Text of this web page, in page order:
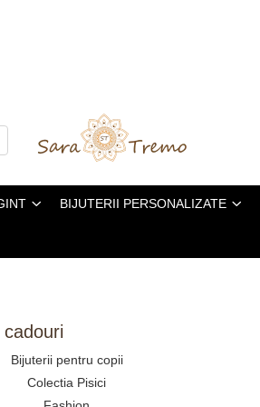
BIJUTERII PERSONALIZATE
Bijuterii pentru copii
Colectia Pisici